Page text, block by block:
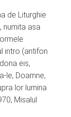
de Liturghie
numita asa
intro (antifon
eis,
le, Doamne,
lor lumina
Misalul